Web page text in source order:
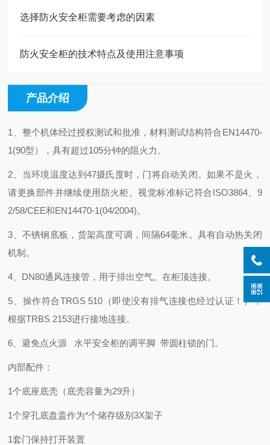
选择防火安全柜需要考虑的因素
防火安全柜的技术特点及使用注意事项
产品介绍
1、整个机体经过授权测试和批准，材料测试结构符合EN14470-
1(90型），具有超过105分钟的阻火力。
2、当环境温度达到47摄氏度时，门将自动关闭。如果不是火，
请更换部件并继续使用防火柜。视觉标准标记符合ISO3864、9
2/58/CEE和EN14470-1(04/2004)。
3、不锈钢底板，货架高度可调，间隔64毫米。具有自动热关闭
机制。
4、DN80通风连接管，用于排出空气。在柜顶连接。
5、操作符合TRGS 510（即使没有排气连接也经过认证！），
根据TRBS 2153进行接地连接。
6、避免点火源 水平安全柜的调平脚 带圆柱锁的门。
内部配件：
1个底座底壳（底壳容量为29升）
1个穿孔底盘盖作为*个储存级别3X架子
1套门保持打开装置